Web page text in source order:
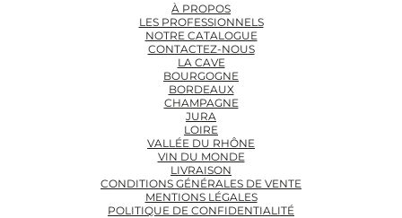
À PROPOS
LES PROFESSIONNELS
NOTRE CATALOGUE
CONTACTEZ-NOUS
LA CAVE
BOURGOGNE
BORDEAUX
CHAMPAGNE
JURA
LOIRE
VALLÉE DU RHÔNE
VIN DU MONDE
LIVRAISON
CONDITIONS GÉNÉRALES DE VENTE
MENTIONS LÉGALES
POLITIQUE DE CONFIDENTIALITÉ